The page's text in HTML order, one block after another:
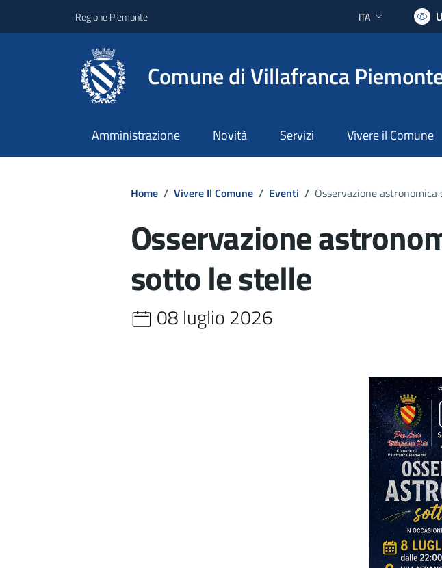
Regione Piemonte Lingua attiva:
ITA
Comune di Villafranca
Amministrazione Novità Servizi Vivere il Comune
Home / Vivere Il Comune / Eventi / Osservazione
Osservazione
sotto le stelle
08 luglio 2026